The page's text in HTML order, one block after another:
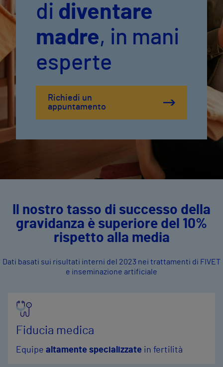
di diventare
madre, in mani
esperte
Richiedi un
appuntamento
Il nostro tasso di successo della
gravidanza è superiore del 10%
rispetto alla media
Dati basati sui risultati interni del 2023 nei trattamenti di FIVET
e inseminazione artificiale
Fiducia medica
Equipe altamente specializzate in fertilità